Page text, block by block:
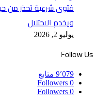
فتوى شرعية تحذر من
ويخدم الاحتلال
يوليو 2, 2026
Follow Us
9٬079 متابع
0
Followers
0
Followers